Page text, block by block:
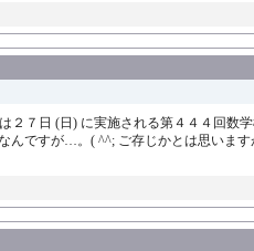
２７日 (日) に実施される第４４４回
んですが…。( ^^; ご存じかとは思いま